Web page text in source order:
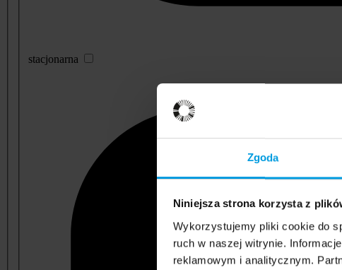
Zgoda
Niniejsza strona korzysta z
Wykorzystujemy pliki cookie do
ruch w naszej witrynie.
reklamowym i analitycznym.
stacjonarna